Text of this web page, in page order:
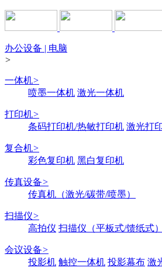
办公设备 | 电脑
>
一体机>
喷墨一体机 激光一体机
打印机>
条码打印机/热敏打印机 激光打
复合机>
彩色复印机 黑白复印机
传真设备>
传真机（激光/碳带/喷墨）
扫描仪>
高拍仪 扫描仪（平板式/馈纸式）
会议设备>
投影机 触控一体机 投影幕布 激